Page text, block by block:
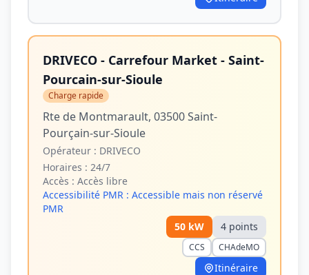
DRIVECO - Carrefour Market - Saint-
Pourcain-sur-Sioule
Charge rapide
Rte de Montmarault, 03500 Saint-
Pourçain-sur-Sioule
Opérateur : DRIVECO
Horaires : 24/7
Accès : Accès libre
Accessibilité PMR : Accessible mais non réservé
PMR
50 kW 4 points
CCS CHAdeMO
Itinéraire